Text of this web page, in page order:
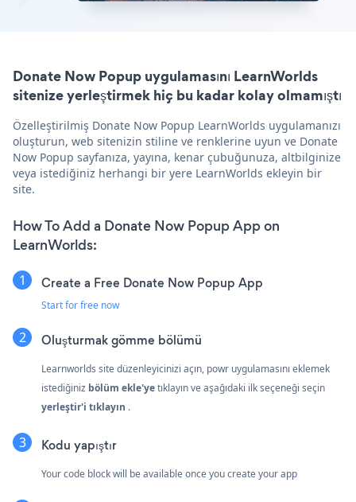
Donate Now Popup uygulamasını LearnWorlds
sitenize yerleştirmek hiç bu kadar kolay olmamıştı
Özelleştirilmiş Donate Now Popup LearnWorlds uygulamanızı
oluşturun, web sitenizin stiline ve renklerine uyun ve Donate
Now Popup sayfanıza, yayına, kenar çubuğunuza, altbilginize
veya istediğiniz herhangi bir yere LearnWorlds ekleyin bir
site.
How To Add a Donate Now Popup App on
LearnWorlds:
Create a Free Donate Now Popup App
Start for free now
Oluşturmakgömme bölümü
Learnworlds site düzenleyicinizi açın, powr uygulamasını eklemek
istediğiniz bölüm ekle'yetıklayın ve aşağıdaki ilk seçeneği seçin
yerleştir'i tıklayın .
Kodu yapıştır
Your code block will be available once you create your app